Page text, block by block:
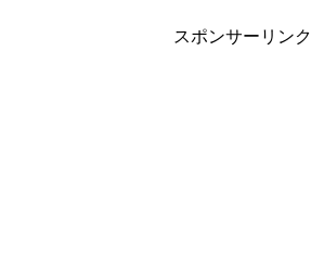
スポンサーリンク